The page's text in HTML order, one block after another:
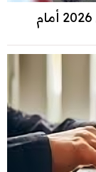
أسعار العملات اليوم السبت 8 أغسطس 2026 أمام